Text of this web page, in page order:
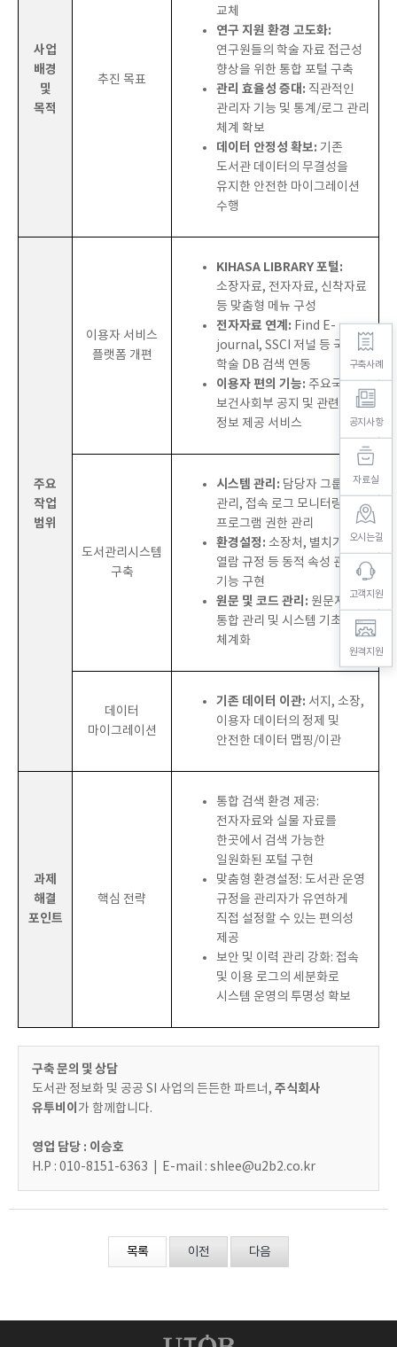
구축사례
공지사항
자료실
오시는길
고객지원
원격지원
사업
배경
및
목적
추진 목표
교체
연구 지원 환경 고도화:
연구원들의 학술 자료 접근성
향상을 위한 통합 포털 구축
관리 효율성 증대: 직관적인
관리자 기능 및 통계/로그 관리
체계 확보
데이터 안정성 확보: 기존
도서관 데이터의 무결성을
유지한 안전한 마이그레이션
수행
주요
작업
범위
이용자 서비스
플랫폼 개편
KIHASA LIBRARY 포털:
소장자료, 전자자료, 신착자료
등 맞춤형 메뉴 구성
전자자료 연계: Find E-
journal, SSCI 저널 등 국내외
학술 DB 검색 연동
이용자 편의 기능: 주요국
보건사회부 공지 및 관련 학회
정보 제공 서비스
도서관리시스템
구축
시스템 관리: 담당자 그룹
관리, 접속 로그 모니터링 및
프로그램 권한 관리
환경설정: 소장처, 별치기호,
열람 규정 등 동적 속성 관리
기능 구현
원문 및 코드 관리: 원문저장소
통합 관리 및 시스템 기초 코드
체계화
데이터
마이그레이션
기존 데이터 이관: 서지, 소장,
이용자 데이터의 정제 및
안전한 데이터 맵핑/이관
과제
해결
포인트
핵심 전략
통합 검색 환경 제공:
전자자료와 실물 자료를
한곳에서 검색 가능한
일원화된 포털 구현
맞춤형 환경설정: 도서관 운영
규정을 관리자가 유연하게
직접 설정할 수 있는 편의성
제공
보안 및 이력 관리 강화: 접속
및 이용 로그의 세분화로
시스템 운영의 투명성 확보
구축 문의 및 상담
도서관 정보화 및 공공 SI 사업의 든든한 파트너, 주식회사
유투비이 가 함께합니다.
영업 담당 : 이승호
H.P : 010-8151-6363 | E-mail : shlee@u2b2.co.kr
목록 이전 다음